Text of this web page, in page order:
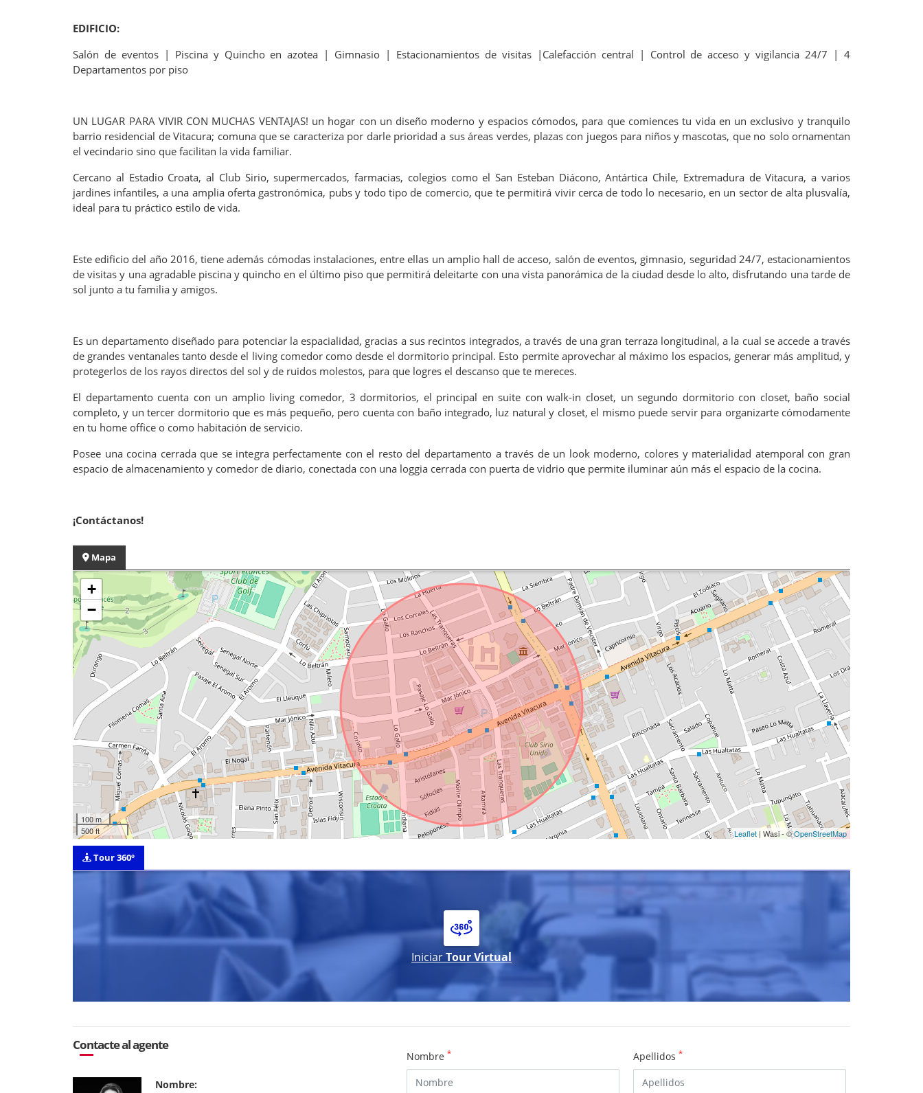
EDIFICIO:
Salón de eventos | Piscina y Quincho en azotea | Gimnasio | Estacionamientos de visitas |Calefacción central | Control de acceso y vigilancia 24/7 | 4
Departamentos por piso
UN LUGAR PARA VIVIR CON MUCHAS VENTAJAS! un hogar con un diseño moderno y espacios cómodos, para que comiences tu vida en un exclusivo y tranquilo
barrio residencial de Vitacura; comuna que se caracteriza por darle prioridad a sus áreas verdes, plazas con juegos para niños y mascotas, que no solo ornamentan
el vecindario sino que facilitan la vida familiar.
Cercano al Estadio Croata, al Club Sirio, supermercados, farmacias, colegios como el San Esteban Diácono, Antártica Chile, Extremadura de Vitacura, a varios
jardines infantiles, a una amplia oferta gastronómica, pubs y todo tipo de comercio, que te permitirá vivir cerca de todo lo necesario, en un sector de alta plusvalía,
ideal para tu práctico estilo de vida.
Este edificio del año 2016, tiene además cómodas instalaciones, entre ellas un amplio hall de acceso, salón de eventos, gimnasio, seguridad 24/7, estacionamientos
de visitas y una agradable piscina y quincho en el último piso que permitirá deleitarte con una vista panorámica de la ciudad desde lo alto, disfrutando una tarde de
sol junto a tu familia y amigos.
Es un departamento diseñado para potenciar la espacialidad, gracias a sus recintos integrados, a través de una gran terraza longitudinal, a la cual se accede a través
de grandes ventanales tanto desde el living comedor como desde el dormitorio principal. Esto permite aprovechar al máximo los espacios, generar más amplitud, y
protegerlos de los rayos directos del sol y de ruidos molestos, para que logres el descanso que te mereces.
El departamento cuenta con un amplio living comedor, 3 dormitorios, el principal en suite con walk-in closet, un segundo dormitorio con closet, baño social
completo, y un tercer dormitorio que es más pequeño, pero cuenta con baño integrado, luz natural y closet, el mismo puede servir para organizarte cómodamente
en tu home office o como habitación de servicio.
Posee una cocina cerrada que se integra perfectamente con el resto del departamento a través de un look moderno, colores y materialidad atemporal con gran
espacio de almacenamiento y comedor de diario, conectada con una loggia cerrada con puerta de vidrio que permite iluminar aún más el espacio de la cocina.
¡Contáctanos!
Mapa
+
−
100 m
500 ft
Leaflet | Wasi - ©OpenStreetMap
Tour 360º
IniciarTour Virtual
Contacte al agente
Nombre:
Nombre * Apellidos *